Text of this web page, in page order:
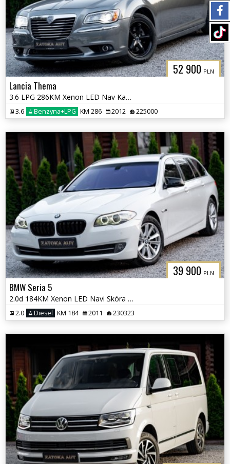
52 900 PLN
Lancia Thema
3.6 LPG 286KM Xenon LED Nav Kamera Grz. Went Fot Szyber Alpine ACC
3.6 Benzyna+LPG KM 286 2012 225000
39 900 PLN
BMW Seria 5
2.0d 184KM Xenon LED Navi Skóra Grzane Fot Klima Parktornic Serwis
2.0 Diesel KM 184 2011 230323